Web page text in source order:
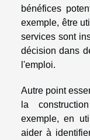
bénéfices
exemple, être
services sont
décision dans
l'emploi.
Autre point
la
exemple, en
aider à